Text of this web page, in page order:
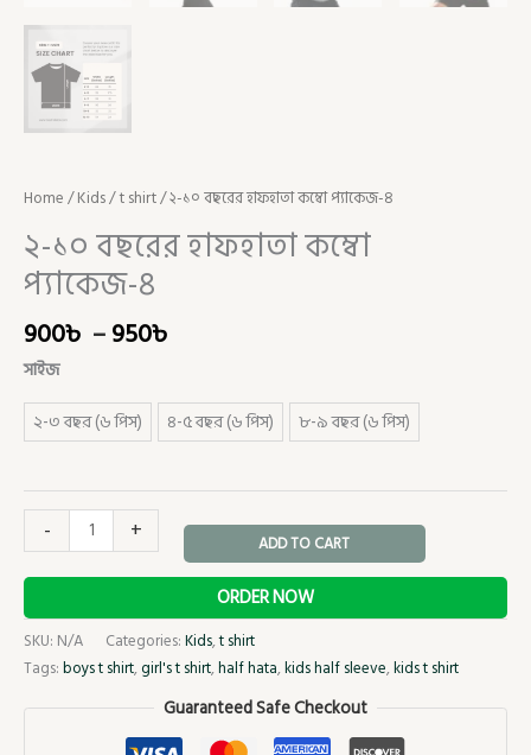
Home/Kids/t shirt/ ২-১০ বছরের হাফহাতা কম্বো প্যাকেজ-৪
২-১০ বছরের হাফহাতা কম্বো
প্যাকেজ-৪
900৳ –950৳
সাইজ
২-৩ বছর (৬ পিস)
৪-৫ বছর (৬ পিস) ৮-৯ বছর (৬ পিস)
- + ADD TO CART
ORDER NOW
SKU: N/A Categories:Kids,t shirt
Tags:boys t shirt,girl's t shirt,half hata,kids half sleeve,kids t shirt
Guaranteed Safe Checkout